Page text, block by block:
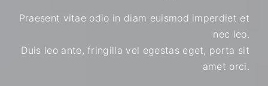
Praesent vitae odio in diam euismod imperdiet et
nec leo.
Duis leo ante, fringilla vel egestas eget, porta sit
amet orci.